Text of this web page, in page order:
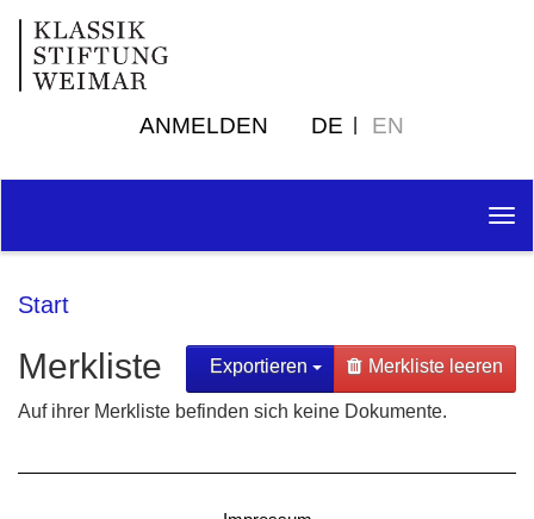
ANMELDEN DE EN
Start
Exportieren Merkliste leeren
Merkliste
Auf ihrer Merkliste befinden sich keine Dokumente.